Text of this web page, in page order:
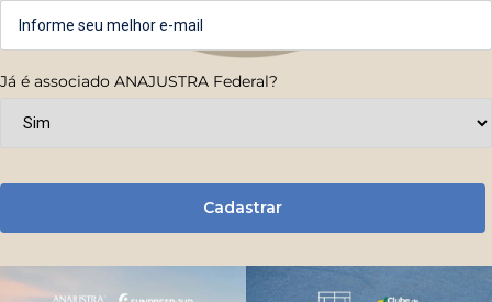
Já é associado ANAJUSTRA Federal?
Cadastrar